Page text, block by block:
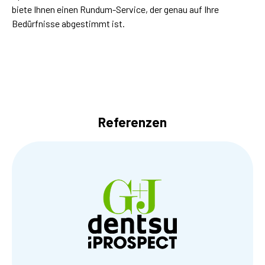
biete Ihnen einen Rundum-Service, der genau auf Ihre
Bedürfnisse abgestimmt ist.
Referenzen